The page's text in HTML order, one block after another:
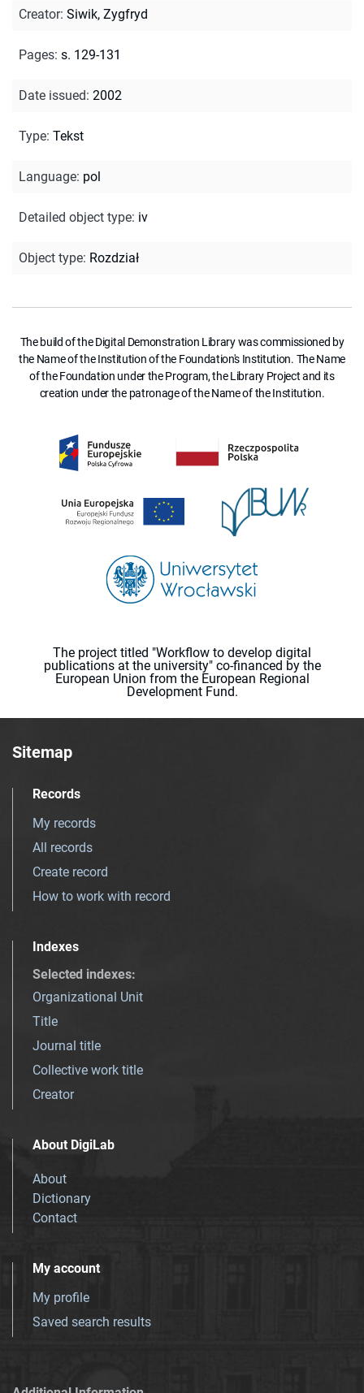
Creator: Siwik, Zygfryd
Pages: s. 129-131
Date issued: 2002
Type: Tekst
Language: pol
Detailed object type: iv
Object type: Rozdział
The build of the Digital Demonstration Library was commissioned by
the Name of the Institution of the Foundation's Institution. The Name
of the Foundation under the Program, the Library Project and its
creation under the patronage of the Name of the Institution.
The project titled "Workflow to develop digital
publications at the university" co-financed by the
European Union from the European Regional
Development Fund.
Sitemap
Records
My records
All records
Create record
How to work with record
Indexes
Selected indexes:
Organizational Unit
Title
Journal title
Collective work title
Creator
About DigiLab
About
Dictionary
Contact
My account
My profile
Saved search results